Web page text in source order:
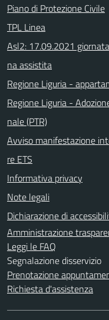
Piano di Protezione Civile
TPL Linea
Asl2: 17.09.2021
na assistita
Regione Liguria -
Regione Liguria -
nale (PTR)
Avviso manifestazione
re ETS
Informativa privacy
Note legali
Dichiarazione di
Amministrazione
Leggi le FAQ
Segnalazione disservizio
Prenotazione
Richiesta d'assistenza